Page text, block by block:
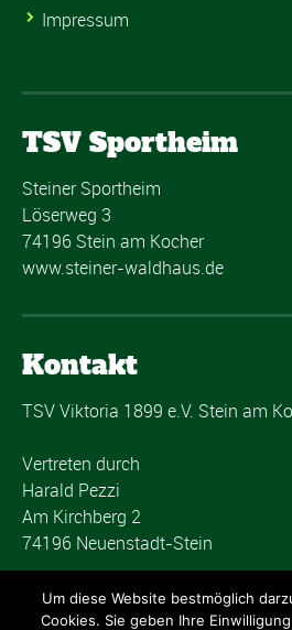
Impressum
TSV Sportheim
Steiner Sportheim
Löserweg 3
74196 Stein am Kocher
www.steiner-waldhaus.de
Kontakt
TSV Viktoria 1899 e.V. Stein am
Vertreten durch
Harald Pezzi
Am Kirchberg 2
74196 Neuenstadt-Stein
post@tsvstein.com
Um diese Website bestmöglich
Cookies. Sie geben Ihre